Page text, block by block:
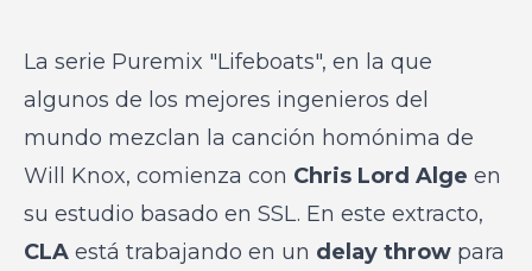
La serie Puremix "Lifeboats", en la que
algunos de los mejores ingenieros del
mundo mezclan la canción homónima de
Will Knox, comienza con Chris Lord Alge en
su estudio basado en SSL. En este extracto,
CLA está trabajando en un delay throw para